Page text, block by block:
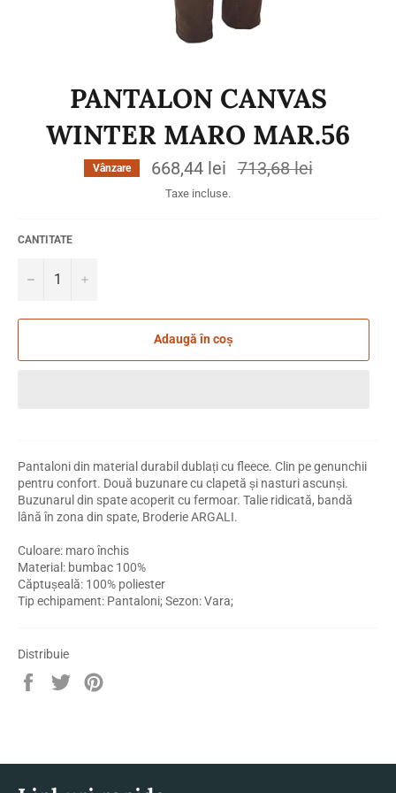
PANTALON CANVAS
WINTER MARO MAR.56
Vânzare 668,44 lei
Preț
obișnuit
713,68 lei
Taxe incluse.
CANTITATE
− +
Adaugă în coș
Pantaloni din material durabil dublați cu fleece. Clin pe genunchii
pentru confort. Două buzunare cu clapetă și nasturi ascunși.
Buzunarul din spate acoperit cu fermoar. Talie ridicată, bandă
lână în zona din spate, Broderie ARGALI.
Culoare: maro închis
Material: bumbac 100%
Căptușeală: 100% poliester
Tip echipament: Pantaloni; Sezon: Vara;
Distribuie
DistribuieTrimite
Tweet